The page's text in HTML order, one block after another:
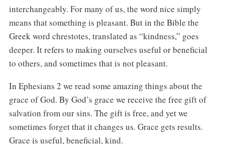
interchangeably. For many of us, the word nice simply
means that something is pleasant. But in the Bible the
Greek word chrestotes, translated as “kindness,” goes
deeper. It refers to making ourselves useful or beneficial
to others, and sometimes that is not pleasant.
In Ephesians 2 we read some amazing things about the
grace of God. By God’s grace we receive the free gift of
salvation from our sins. The gift is free, and yet we
sometimes forget that it changes us. Grace gets results.
Grace is useful, beneficial, kind.